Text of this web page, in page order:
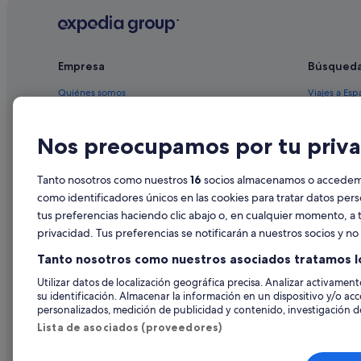
Chalets en Torre de la Horadada
Hoteles en la playa en Mil Palmeras
Hoteles con piscina en Cabo Roig
Hoteles de 4 estrellas en Orihuela Costa
Hoteles de 3 estrellas en Dehesa de Campoamor
Pueblo Latino hoteles
B&B en Dehesa de Campoamor
Hoteles con todo incluido en Pilar de la Horadada
Hoteles de aventura en Pilar de la Horadada
Mil Palmeras hoteles
Casas privadas de vacaciones en Dehesa de Campoamor
Empresa
Quiénes somos
Anuncia tu alojamiento
Prensa
Viajes a
Alquileres
Vuelos
Alquiler de
Nos preocupamos por tu
Tanto nosotros como nuestros16 socios almacenamos o
como identificadores únicos en las cookies para tratar datos
tus preferencias haciendo clic abajo o, en cualquier momento,
privacidad. Tus preferencias se notificarán a nuestros socios y
Tanto nosotros como nuestros asociados tratamos
Utilizar datos de localización geográfica precisa. Analizar
su identificación. Almacenar la información en un dispositivo y/o
personalizados, medición de publicidad y contenido, investigación
Lista de asociados (proveedores)